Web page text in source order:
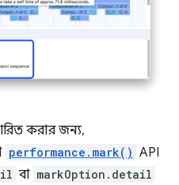
করার জন্য,
performance.mark() API
বা markOption.detail